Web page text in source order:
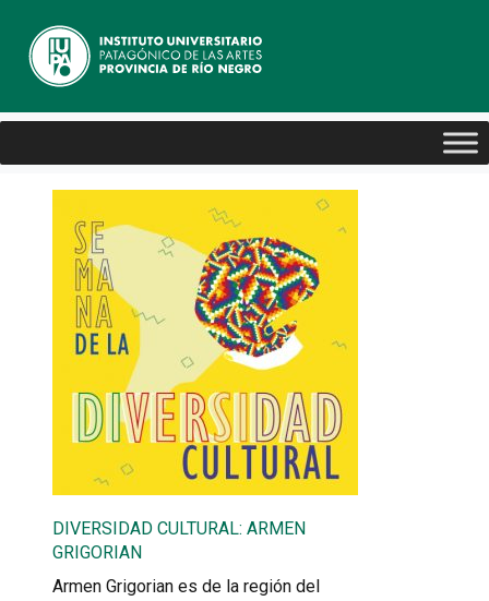
DIVERSIDAD CULTURAL: ARMEN
GRIGORIAN
Armen Grigorian es de la región del